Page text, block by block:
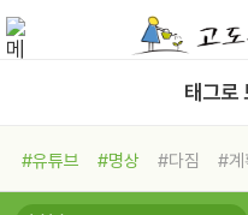
태그로
#유튜브 #명상 #다짐 #계
#비전캠프
#독서캠프 #삶